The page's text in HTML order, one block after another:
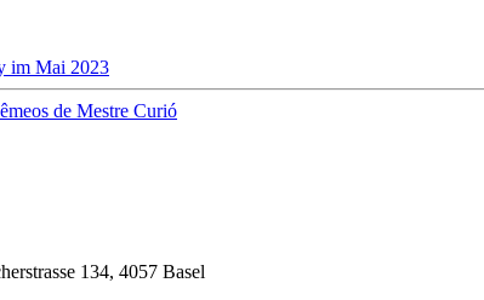
im Mai 2023
134, 4057 Basel